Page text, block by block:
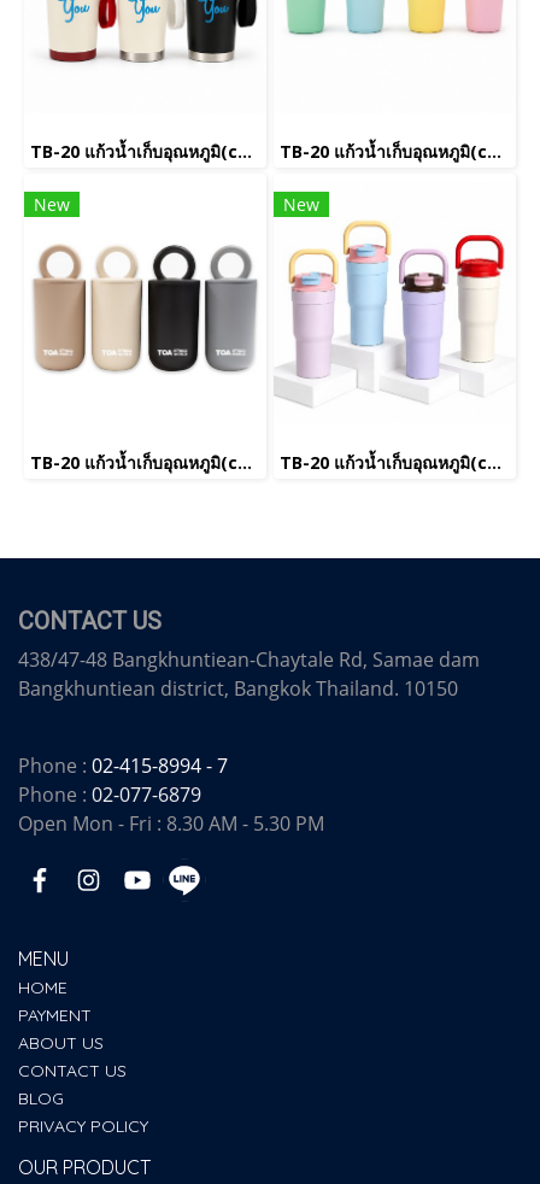
TB-20 แก้วน้ำเก็บอุณหภูมิ(copy) TB-20 แก้วน้ำเก็บอุณหภูมิ(copy)(copy)(copy)(copy)
New
TB-20 แก้วน้ำเก็บอุณหภูมิ(copy)(copy)
New
TB-20 แก้วน้ำเก็บอุณหภูมิ(copy)(copy)(copy)(copy)(copy)
CONTACT US
438/47-48 Bangkhuntiean-Chaytale Rd, Samae dam
Bangkhuntiean district, Bangkok Thailand. 10150
Phone : 02-415-8994 - 7
Phone : 02-077-6879
Open Mon - Fri : 8.30 AM - 5.30 PM
MENU
HOME
PAYMENT
ABOUT US
CONTACT US
BLOG
PRIVACY POLICY
OUR PRODUCT